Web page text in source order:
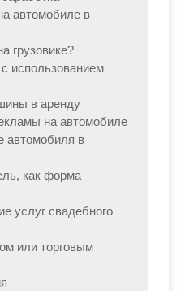
автомобиле в
грузовике?
использованием
в аренду
на автомобиле
автомобиля в
как форма
услуг свадебного
или торговым